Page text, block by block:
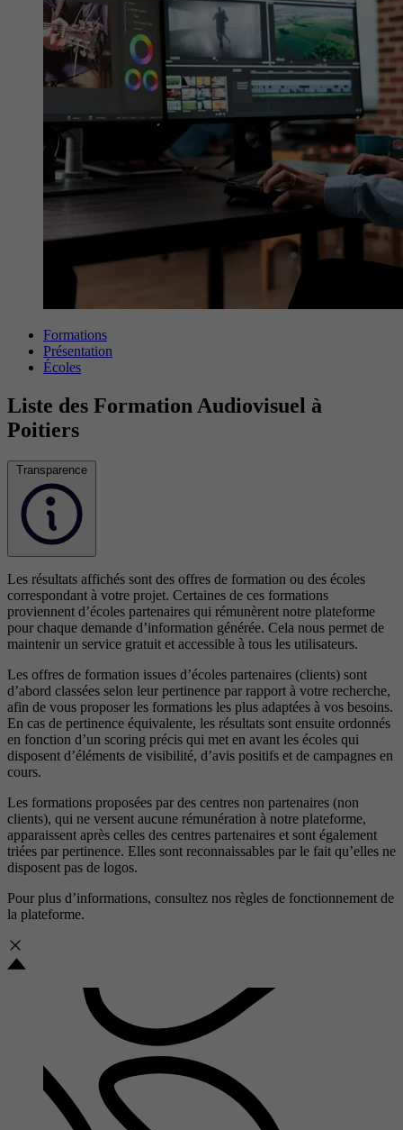
Formations
Présentation
Écoles
Liste des Formation Audiovisuel à
Poitiers
Transparence
Les résultats affichés sont des offres de formation ou des écoles
correspondant à votre projet. Certaines de ces formations
proviennent d’écoles partenaires qui rémunèrent notre plateforme
pour chaque demande d’information générée. Cela nous permet de
maintenir un service gratuit et accessible à tous les utilisateurs.
Les offres de formation issues d’écoles partenaires (clients) sont
d’abord classées selon leur pertinence par rapport à votre recherche,
afin de vous proposer les formations les plus adaptées à vos besoins.
En cas de pertinence équivalente, les résultats sont ensuite ordonnés
en fonction d’un scoring précis qui met en avant les écoles qui
disposent d’éléments de visibilité, d’avis positifs et de campagnes en
cours.
Les formations proposées par des centres non partenaires (non
clients), qui ne versent aucune rémunération à notre plateforme,
apparaissent après celles des centres partenaires et sont également
triées par pertinence. Elles sont reconnaissables par le fait qu’elles ne
disposent pas de logos.
Pour plus d’informations, consultez nos règles de fonctionnement de
la plateforme.